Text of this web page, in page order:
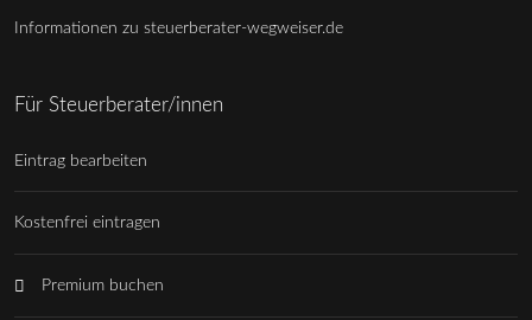
Informationen zu steuerberater-wegweiser.de
Für Steuerberater/innen
Eintrag bearbeiten
Kostenfrei eintragen
Premium buchen